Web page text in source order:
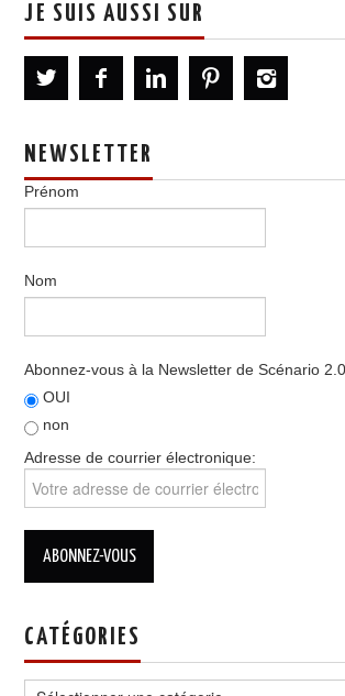
JE SUIS AUSSI SUR
NEWSLETTER
Prénom
Nom
Abonnez-vous à la Newsletter de Scénario
OUI
non
Adresse de courrier électronique:
CATÉGORIES